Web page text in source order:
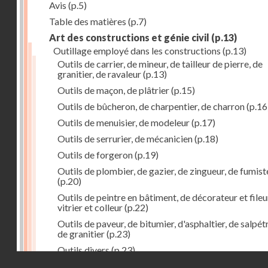
Avis (p.5)
Table des matières (p.7)
Art des constructions et génie civil (p.13)
Outillage employé dans les constructions (p.13)
Outils de carrier, de mineur, de tailleur de pierre, de
granitier, de ravaleur(p.13)
Outils de maçon, de plâtrier(p.15)
Outils de bûcheron, de charpentier, de charron
Outils de menuisier, de modeleur(p.17)
Outils de serrurier, de mécanicien(p.18)
Outils de forgeron(p.19)
Outils de plombier, de gazier, de zingueur, de
(p.20)
Outils de peintre en bâtiment, de décorateur et
vitrier et colleur(p.22)
Outils de paveur, de bitumier, d'asphaltier, de
de granitier(p.23)
Outils divers(p.23)